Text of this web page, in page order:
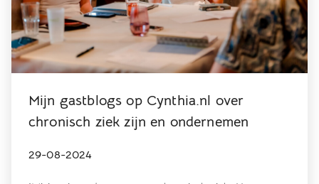
Mijn gastblogs op Cynthia.nl over
chronisch ziek zijn en ondernemen
29-08-2024